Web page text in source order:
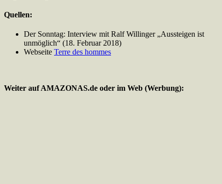
Quellen:
Der Sonntag: Interview mit Ralf Willinger „Aussteigen ist
unmöglich“ (18. Februar 2018)
Webseite Terre des hommes
Weiter auf AMAZONAS.de oder im Web (Werbung):